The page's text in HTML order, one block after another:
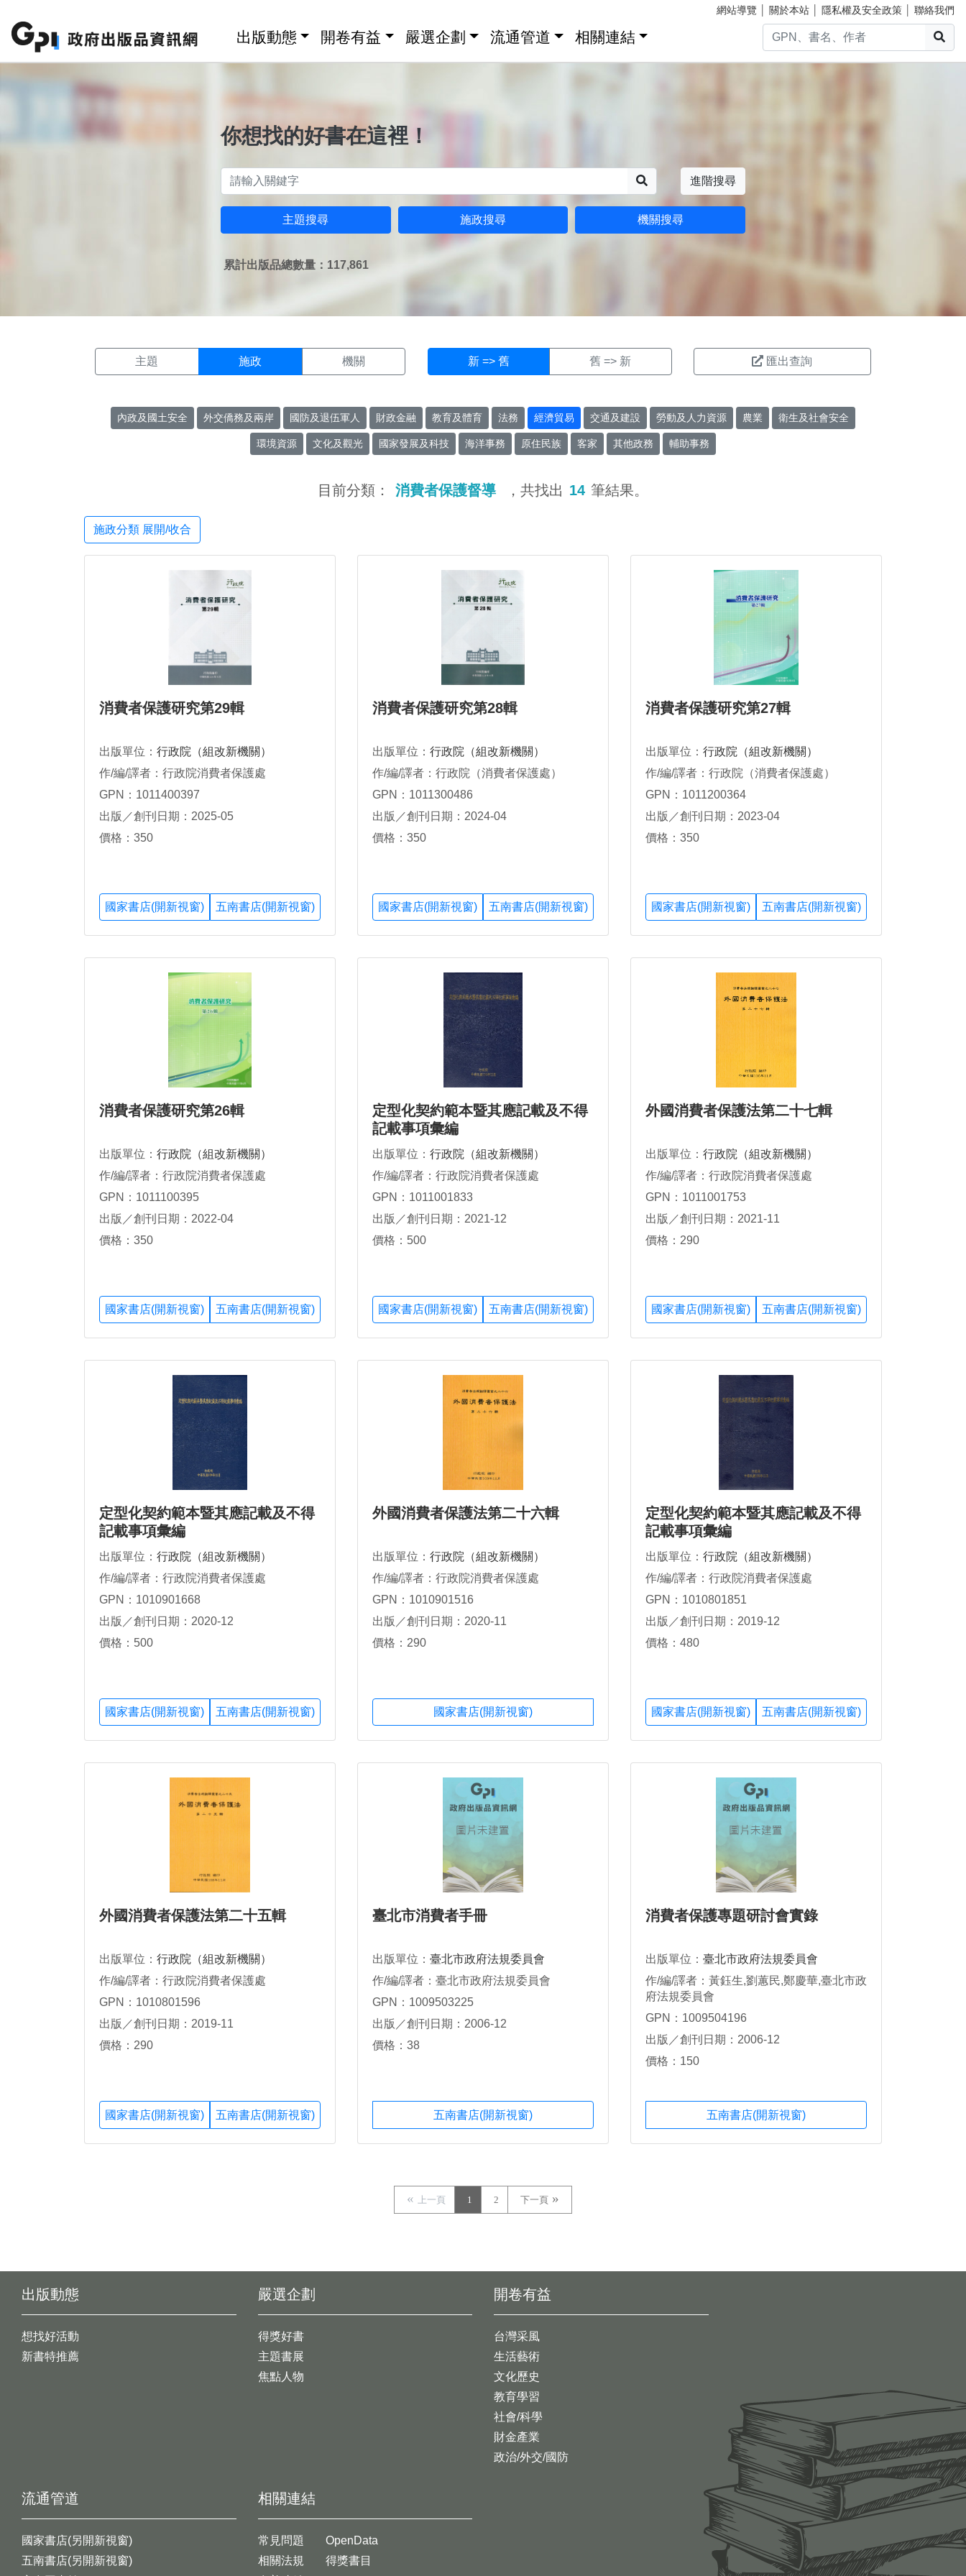
網站導覽 關於本站 隱私權及安全政策 聯絡我們
出版動態 開卷有益 嚴選企劃 流通管道 相關連結
你想找的好書在這裡！
進階搜尋
主題搜尋 施政搜尋 機關搜尋
累計出版品總數量：117,861
主題 施政 機關 新 => 舊 舊 => 新 匯出查詢
內政及國土安全 外交僑務及兩岸 國防及退伍軍人 財政金融 教育及體育 法務 經濟貿易 交通及建設 勞動及人力資源 農業 衛生及社會安全
環境資源 文化及觀光 國家發展及科技 海洋事務 原住民族 客家 其他政務 輔助事務
目前分類： 消費者保護督導 ，共找出 14 筆結果。
施政分類 展開/收合
消費者保護研究第29輯
出版單位： 行政院（組改新機關）
作/編/譯者：行政院消費者保護處
GPN：1011400397
出版／創刊日期：2025-05
價格：350
國家書店(開新視窗) 五南書店(開新視窗)
消費者保護研究第28輯
出版單位： 行政院（組改新機關）
作/編/譯者：行政院（消費者保護處）
GPN：1011300486
出版／創刊日期：2024-04
價格：350
國家書店(開新視窗) 五南書店(開新視窗)
消費者保護研究第27輯
出版單位： 行政院（組改新機關）
作/編/譯者：行政院（消費者保護處）
GPN：1011200364
出版／創刊日期：2023-04
價格：350
國家書店(開新視窗) 五南書店(開新視窗)
消費者保護研究第26輯
出版單位： 行政院（組改新機關）
作/編/譯者：行政院消費者保護處
GPN：1011100395
出版／創刊日期：2022-04
價格：350
國家書店(開新視窗) 五南書店(開新視窗)
定型化契約範本暨其應記載及不得
記載事項彙編
出版單位： 行政院（組改新機關）
作/編/譯者：行政院消費者保護處
GPN：1011001833
出版／創刊日期：2021-12
價格：500
國家書店(開新視窗) 五南書店(開新視窗)
外國消費者保護法第二十七輯
出版單位： 行政院（組改新機關）
作/編/譯者：行政院消費者保護處
GPN：1011001753
出版／創刊日期：2021-11
價格：290
國家書店(開新視窗) 五南書店(開新視窗)
定型化契約範本暨其應記載及不得
記載事項彙編
出版單位： 行政院（組改新機關）
作/編/譯者：行政院消費者保護處
GPN：1010901668
出版／創刊日期：2020-12
價格：500
國家書店(開新視窗) 五南書店(開新視窗)
外國消費者保護法第二十六輯
出版單位： 行政院（組改新機關）
作/編/譯者：行政院消費者保護處
GPN：1010901516
出版／創刊日期：2020-11
價格：290
國家書店(開新視窗)
定型化契約範本暨其應記載及不得
記載事項彙編
出版單位： 行政院（組改新機關）
作/編/譯者：行政院消費者保護處
GPN：1010801851
出版／創刊日期：2019-12
價格：480
國家書店(開新視窗) 五南書店(開新視窗)
外國消費者保護法第二十五輯
出版單位： 行政院（組改新機關）
作/編/譯者：行政院消費者保護處
GPN：1010801596
出版／創刊日期：2019-11
價格：290
國家書店(開新視窗) 五南書店(開新視窗)
臺北市消費者手冊
出版單位： 臺北市政府法規委員會
作/編/譯者：臺北市政府法規委員會
GPN：1009503225
出版／創刊日期：2006-12
價格：38
五南書店(開新視窗)
消費者保護專題研討會實錄
出版單位： 臺北市政府法規委員會
作/編/譯者：黃鈺生,劉蕙民,鄭慶華,臺北市政
府法規委員會
GPN：1009504196
出版／創刊日期：2006-12
價格：150
五南書店(開新視窗)
上一頁 1 2 下一頁
出版動態
想找好活動
新書特推薦
開卷有益
台灣采風
生活藝術
文化歷史
教育學習
社會/科學
財金產業
政治/外交/國防
嚴選企劃
得獎好書
主題書展
焦點人物
流通管道
國家書店(另開新視窗)
五南書店(另開新視窗)
相關連結
常見問題
相關法規
OpenData
得獎書目